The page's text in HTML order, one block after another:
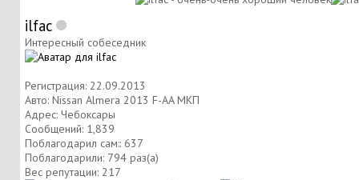
ilfac
Интересный собеседник
Регистрация: 22.09.2013
Авто: Nissan Almera 2013 F-AA МКП
Адрес: Чебоксары
Сообщений: 1,839
Поблагодарил сам:: 637
Поблагодарили: 794 раз(а)
Вес репутации: 217